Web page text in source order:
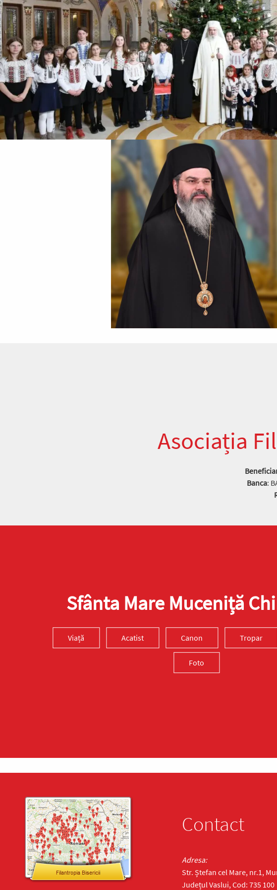
Asociația
Banca:
Sfânta Mare Muceniță
Viață Acatist Canon Tropar
Foto
Contact
Adresa:
Str. Ștefan cel Mare, nr.1,
Județul Vaslui, Cod: 735 100